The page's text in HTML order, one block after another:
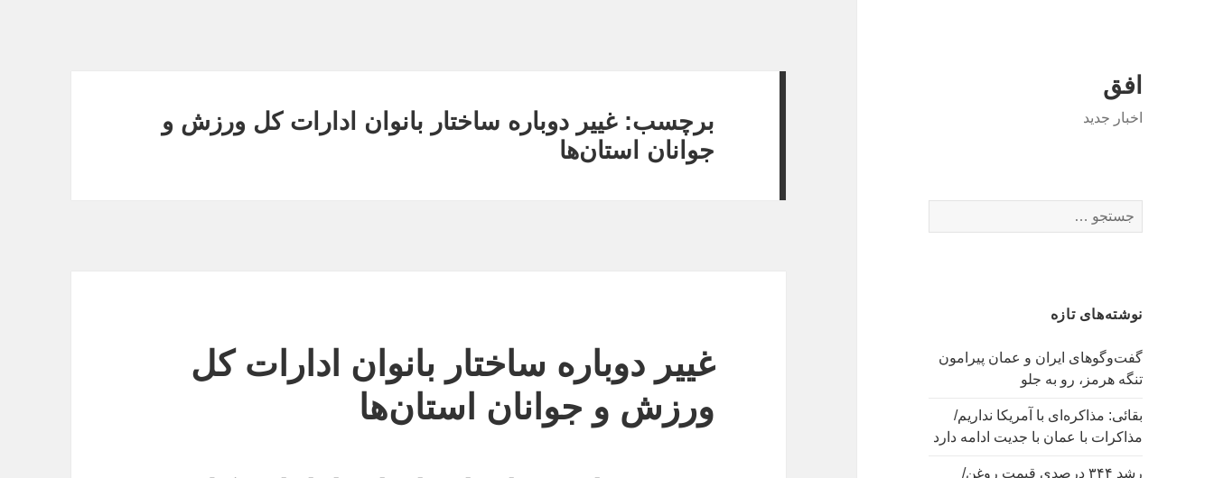
افق
اخبار جدید
برای:
نوشته‌های تازه
گفت‌وگوهای ایران و عمان پیرامون
تنگه هرمز، رو به جلو
بقائی: مذاکره‌ای با آمریکا نداریم/
مذاکرات با عمان با جدیت ادامه دارد
رشد ۳۴۴ درصدی قیمت روغن/
برچسب:غییر دوباره ساختار بانوان ادارات کل ورزش و
جوانان استان‌ها
غییر دوباره ساختار بانوان ادارات کل
ورزش و جوانان استان‌ها